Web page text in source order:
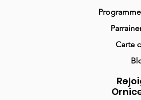
Carte